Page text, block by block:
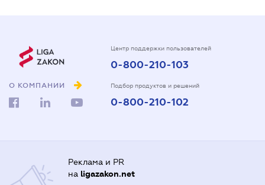
О КОМПАНИИ
Центр поддержки пользователей
0-800-210-103
Подбор продуктов и решений
0-800-210-102
Реклама и PR
на ligazakon.net